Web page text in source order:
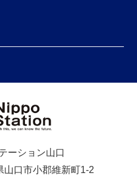
ーション山口
口市小郡維新町1-2